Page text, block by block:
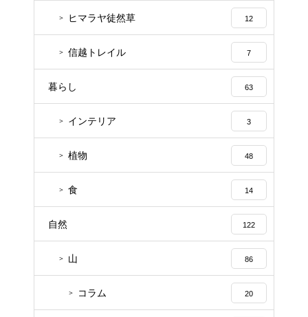
ヒマラヤ徒然草 12
信越トレイル 7
暮らし 63
インテリア 3
植物 48
食 14
自然 122
山 86
コラム 20